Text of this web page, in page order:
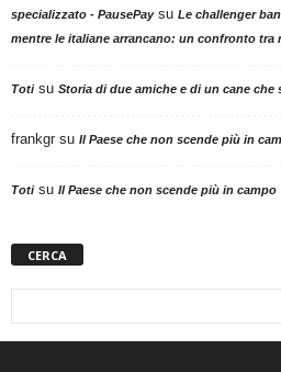
specializzato - PausePaysu Le challenger
mentre le italiane arrancano: un confronto tra
Totisu Storia di due amiche e di un cane che
frankgr su Il Paese che non scende più in
Totisu Il Paese che non scende più in campo
CERCA